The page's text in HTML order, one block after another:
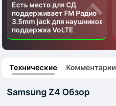
Есть место для СД
поддерживает FM Радио
3.5mm jack для наушников
поддержка VoLTE
Технические Комментарии
Samsung Z4 Обзор